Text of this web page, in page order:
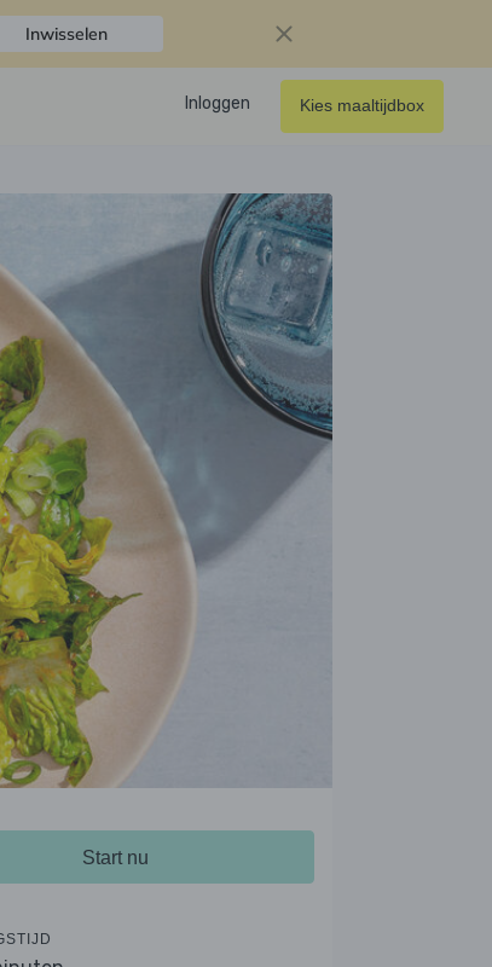
Inwisselen
Inloggen Kies maaltijdbox
Start nu